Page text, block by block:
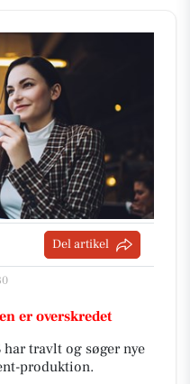
Del artikel
er overskredet
travlt og søger nye
produktion.